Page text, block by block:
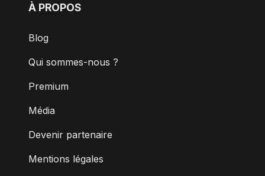
À PROPOS
Blog
Qui sommes-nous ?
Premium
Média
Devenir partenaire
Mentions légales